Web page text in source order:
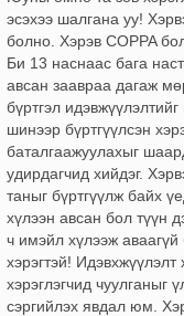
эсэхээ шалгана уу!
болно. Хэрэв COPPA
Би 13 наснаас бага
авсан заавраа дагаж
бүртгэл
шинээр бүртгүүлсэн
баталгаажуулахыг
удирдагчид хийдэг.
таныг бүртгүүлж байх
хүлээн авсан бол түүн
ч имэйл хүлээж
хэрэгтэй! Идэвхжүүлэлт
хэрэглэгчид чуулганыг
сэргийлэх явдал юм.